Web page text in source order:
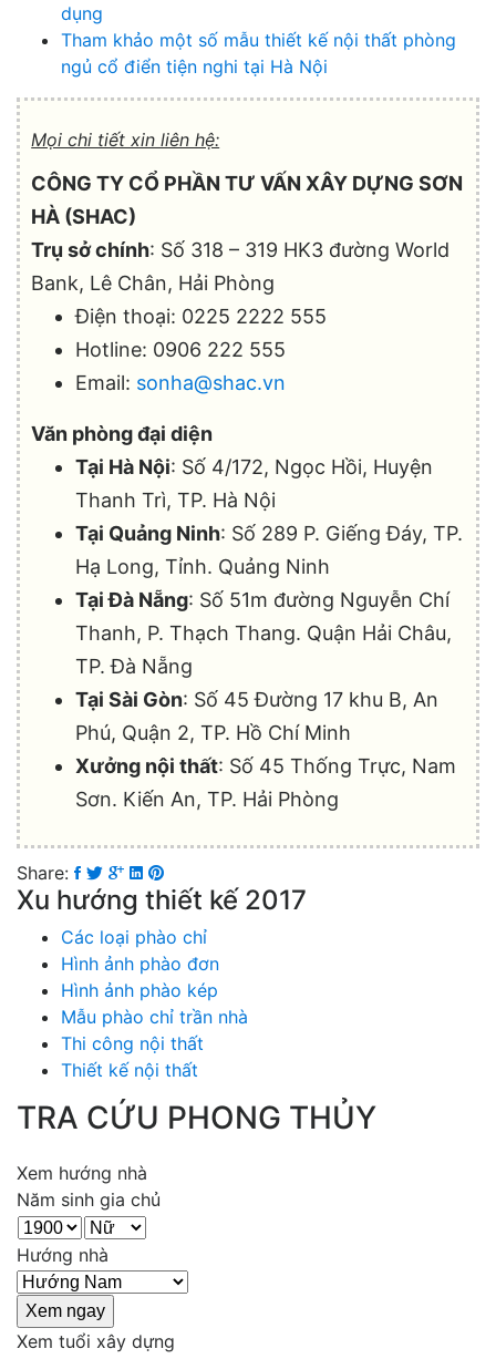
dụng
Tham khảo một số mẫu thiết kế nội thất phòng
ngủ cổ điển tiện nghi tại Hà Nội
Mọi chi tiết xin liên hệ:
CÔNG TY CỔ PHẦN TƯ VẤN XÂY DỰNG SƠN
HÀ (SHAC)
Trụ sở chính: Số 318 – 319 HK3 đường World
Bank, Lê Chân, Hải Phòng
Điện thoại: 0225 2222 555
Hotline: 0906 222 555
Email: sonha@shac.vn
Văn phòng đại diện
Tại Hà Nội: Số 4/172, Ngọc Hồi, Huyện
Thanh Trì, TP. Hà Nội
Tại Quảng Ninh: Số 289 P. Giếng Đáy, TP.
Hạ Long, Tỉnh. Quảng Ninh
Tại Đà Nẵng: Số 51m đường Nguyễn Chí
Thanh, P. Thạch Thang. Quận Hải Châu,
TP. Đà Nẵng
Tại Sài Gòn: Số 45 Đường 17 khu B, An
Phú, Quận 2, TP. Hồ Chí Minh
Xưởng nội thất: Số 45 Thống Trực, Nam
Sơn. Kiến An, TP. Hải Phòng
Share:
Xu hướng thiết kế 2017
Các loại phào chỉ
Hình ảnh phào đơn
Hình ảnh phào kép
Mẫu phào chỉ trần nhà
Thi công nội thất
Thiết kế nội thất
TRA CỨU PHONG THỦY
Xem hướng nhà
Năm sinh gia chủ
Hướng nhà
Xem tuổi xây dựng